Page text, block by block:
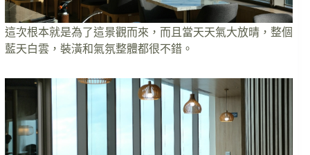
這次根本就是為了這景觀而來，而且當天天氣大放晴，整個
藍天白雲，裝潢和氣氛整體都很不錯。